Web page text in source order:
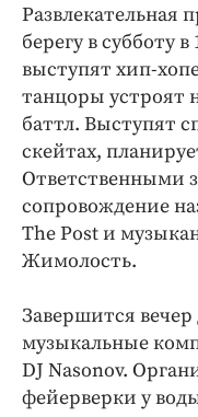
Развлекательная
берегу в субботу
выступят хип-
танцоры устроят
баттл. Выступят
скейтах,
Ответственными
сопровождение
The Post и
Жимолость.
Завершится
музыкальные
DJ Nasonov.
фейерверки у